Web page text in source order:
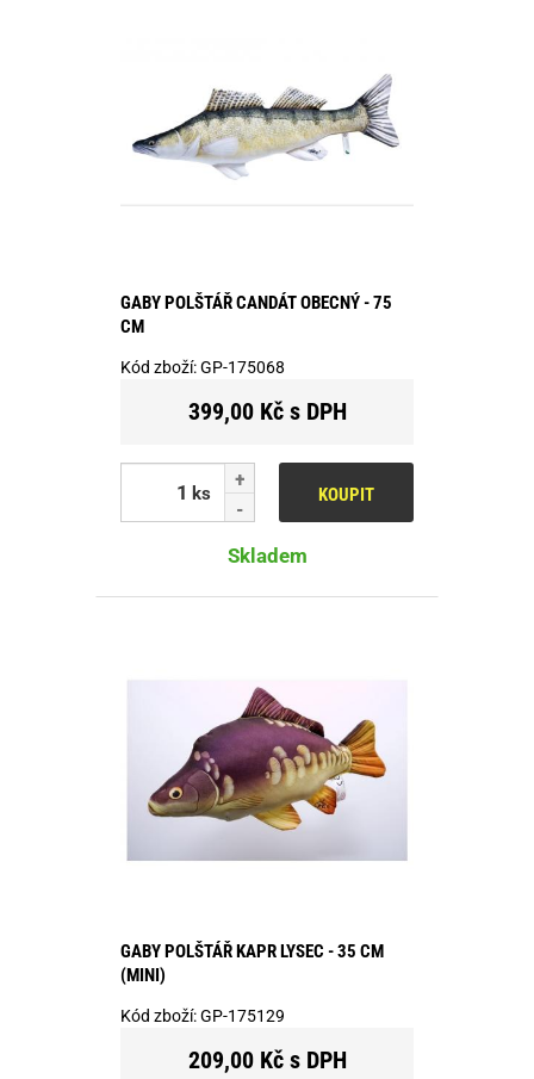
GABY POLŠTÁŘ CANDÁT OBECNÝ - 75
CM
Kód zboží:GP-175068
399,00 Kč s DPH
ks KOUPIT
Skladem
GABY POLŠTÁŘ KAPR LYSEC - 35 CM
(MINI)
Kód zboží:GP-175129
209,00 Kč s DPH